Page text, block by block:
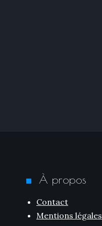
À propos
Contact
Mentions légales